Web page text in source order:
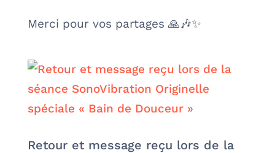
Merci pour vos partages 🙏🎶✨
Retour et message reçu lors de la